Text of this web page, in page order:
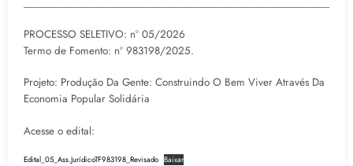
PROCESSO SELETIVO: nº 05/2026
Termo de Fomento: nº 983198/2025.
Projeto: Produção Da Gente: Construindo O Bem Viver Através Da
Economia Popular Solidária
Acesse o edital:
Edital_05_Ass.JurídicoTF983198_Revisado Baixar